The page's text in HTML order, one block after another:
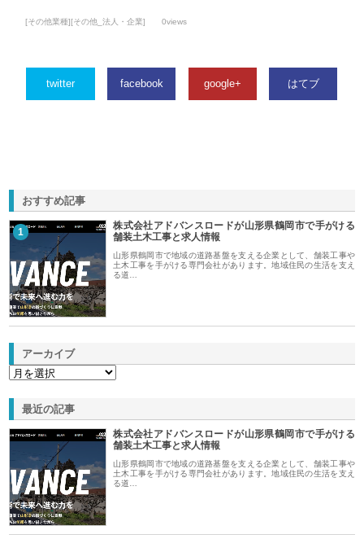
[その他業種][その他_法人・企業] 0views
twitter facebook google+ はてブ
おすすめ記事
1
株式会社アドバンスロードが山形県鶴岡市で手がける
舗装土木工事と求人情報
山形県鶴岡市で地域の道路基盤を支える企業として、舗装工事や
土木工事を手がける専門会社があります。地域住民の生活を支え
る道…
アーカイブ
最近の記事
株式会社アドバンスロードが山形県鶴岡市で手がける
舗装土木工事と求人情報
山形県鶴岡市で地域の道路基盤を支える企業として、舗装工事や
土木工事を手がける専門会社があります。地域住民の生活を支え
る道…